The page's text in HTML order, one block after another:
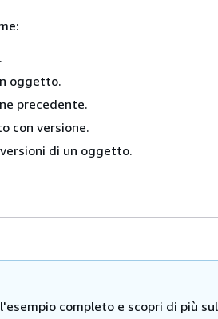
oggetto.
precedente.
con versione.
di un oggetto.
completo e scopri di più